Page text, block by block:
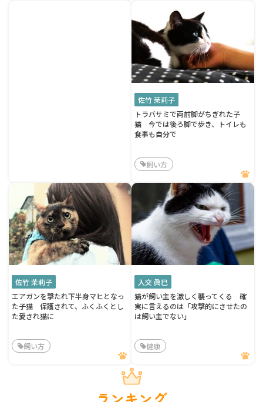
佐竹 茉莉子
トラバサミで両前脚がちぎれた子
猫 今では後ろ脚で歩き、トイレも
食事も自分で
飼い方
佐竹 茉莉子
エアガンを撃たれ下半身マヒとなっ
た子猫 保護されて、ふくふくとし
た愛され猫に
飼い方
入交 眞巳
猫が飼い主を激しく襲ってくる 確
実に言えるのは「攻撃的にさせたの
は飼い主でない」
健康